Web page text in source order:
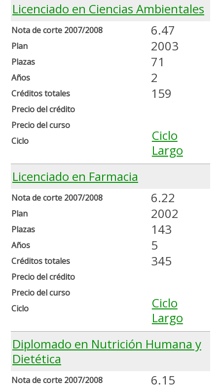
Licenciado en Ciencias Ambientales
Nota de corte 2007/2008
Plan
Plazas
Años
Créditos totales
Precio del crédito
Precio del curso
Ciclo
6.47
2003
71
2
159
Ciclo
Largo
Licenciado en Farmacia
Nota de corte 2007/2008
Plan
Plazas
Años
Créditos totales
Precio del crédito
Precio del curso
Ciclo
6.22
2002
143
5
345
Ciclo
Largo
Diplomado en Nutrición Humana y
Dietética
Nota de corte 2007/2008 6.15